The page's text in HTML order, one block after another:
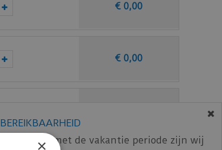
€ 0,00
€ 0,00
BEREIKBAARHEID
In verband met de vakantie periode zijn wij
×